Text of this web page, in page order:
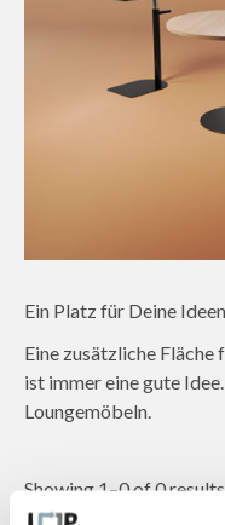
Ein Platz für Deine Ideen
Eine zusätzliche
ist immer eine gute
Loungemöbeln.
Showing 1–0 of 0 results